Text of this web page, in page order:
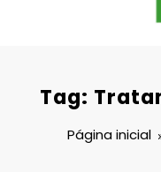
Tag:
Página inicial